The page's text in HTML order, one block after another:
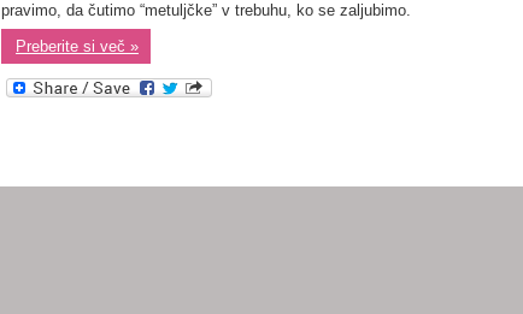
pravimo, da čutimo “metuljčke” v trebuhu, ko se zaljubimo.
Preberite si več »